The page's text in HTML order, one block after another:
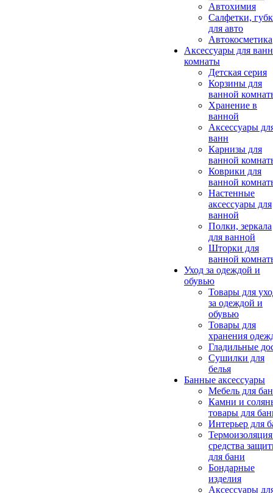
Автохимия
Салфетки,
для авто
Автокосметика
Аксессуары для
комнаты
Детская серия
Корзины для
ванной
Хранение в
ванной
Аксессуары
ванн
Карнизы для
ванной
Коврики для
ванной
Настенные
аксессуары для
ванной
Полки, зеркала
для ванной
Шторки для
ванной
Уход за одеждой и
обувью
Товары для
за одеждой и
обувью
Товары для
хранения
Гладильные
Сушилки для
белья
Банные аксессуары
Мебель для
Камни и
товары для
Интерьер для
средства
для бани
Бондарные
изделия
Аксеcсуары